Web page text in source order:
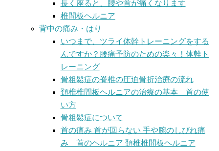
長く座ると、腰や首が痛くなります
椎間板ヘルニア
背中の痛み・はり
いつまで、ツライ体幹トレーニングをする
んですか？腰痛予防のための楽々！体幹ト
レーニング
骨粗鬆症の脊椎の圧迫骨折治療の流れ
頚椎椎間板ヘルニアの治療の基本 首の使
い方
骨粗鬆症について
首の痛み 首が回らない 手や腕のしびれ痛
み 首のヘルニア 頚椎椎間板ヘルニア